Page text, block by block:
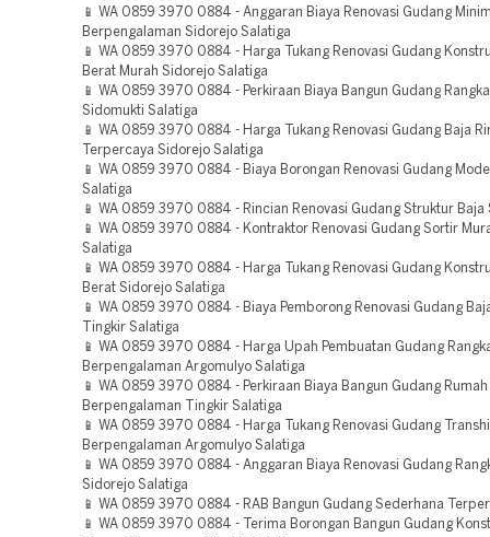
📱 WA 0859 3970 0884 - Anggaran Biaya Renovasi Gudang
Berpengalaman Sidorejo Salatiga
📱 WA 0859 3970 0884 - Harga Tukang Renovasi Gudang
Berat Murah Sidorejo Salatiga
📱 WA 0859 3970 0884 - Perkiraan Biaya Bangun Gudang
Sidomukti Salatiga
📱 WA 0859 3970 0884 - Harga Tukang Renovasi Gudang Baja
Terpercaya Sidorejo Salatiga
📱 WA 0859 3970 0884 - Biaya Borongan Renovasi Gudang
Salatiga
📱 WA 0859 3970 0884 - Rincian Renovasi Gudang Struktur Baja
📱 WA 0859 3970 0884 - Kontraktor Renovasi Gudang Sortir
Salatiga
📱 WA 0859 3970 0884 - Harga Tukang Renovasi Gudang
Berat Sidorejo Salatiga
📱 WA 0859 3970 0884 - Biaya Pemborong Renovasi Gudang
Tingkir Salatiga
📱 WA 0859 3970 0884 - Harga Upah Pembuatan Gudang
Berpengalaman Argomulyo Salatiga
📱 WA 0859 3970 0884 - Perkiraan Biaya Bangun Gudang Rumah
Berpengalaman Tingkir Salatiga
📱 WA 0859 3970 0884 - Harga Tukang Renovasi Gudang
Berpengalaman Argomulyo Salatiga
📱 WA 0859 3970 0884 - Anggaran Biaya Renovasi Gudang
Sidorejo Salatiga
📱 WA 0859 3970 0884 - RAB Bangun Gudang Sederhana
📱 WA 0859 3970 0884 - Terima Borongan Bangun Gudang